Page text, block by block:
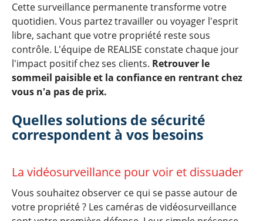
Cette surveillance permanente transforme votre
quotidien. Vous partez travailler ou voyager l'esprit
libre, sachant que votre propriété reste sous
contrôle. L'équipe de REALISE constate chaque jour
l'impact positif chez ses clients. Retrouver le
sommeil paisible et la confiance en rentrant chez
vous n'a pas de prix.
Quelles solutions de sécurité
correspondent à vos besoins
La vidéosurveillance pour voir et dissuader
Vous souhaitez observer ce qui se passe autour de
votre propriété ? Les caméras de vidéosurveillance